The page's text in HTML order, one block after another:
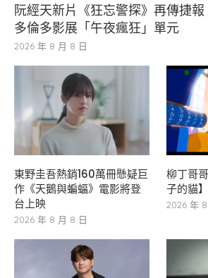
阮經天新片《狂忘警探》再傳捷
多倫多影展「午夜瘋狂」單元
2026 年 8 月 8 日
東野圭吾熱銷160萬冊懸疑巨
作《天鵝與蝙蝠》電影將登
台上映
2026 年 8 月 8 日
柳丁哥
子的貓
2026 年